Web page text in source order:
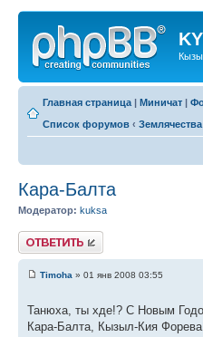
Главная страница | Миничат |
Список форумов ‹ Землячества
Кара-Балта
Модератор: kuksa
Ответить
Timoha » 01 янв 2008 03:55
Танюха, ты хде!? С Новым
Кара-Балта, Кызыл-Кия